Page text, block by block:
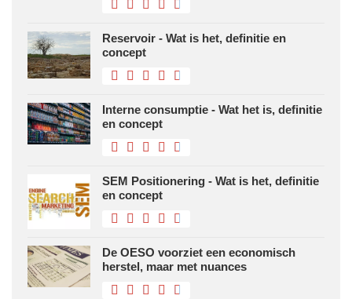
Reservoir - Wat is het, definitie en
concept
Interne consumptie - Wat het is, definitie
en concept
SEM Positionering - Wat is het, definitie
en concept
De OESO voorziet een economisch
herstel, maar met nuances